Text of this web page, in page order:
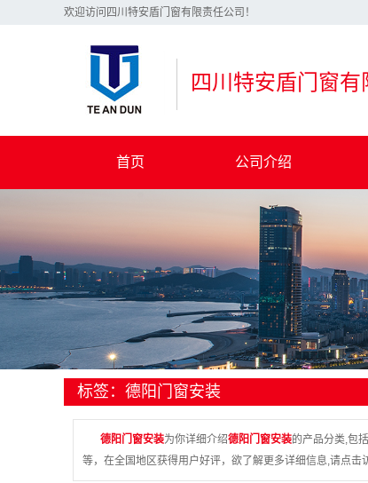
欢迎访问四川特安盾门窗有限责任公司！
四川特安盾门窗有
首页 公司介绍
公司简介
企业文化
荣誉资质
厂区展示
联系我们
断
断
标签：德阳门窗安装
德阳门窗安装为你详细介绍德阳门窗安装的产品分类,包括
等，在全国地区获得用户好评，欲了解更多详细信息,请点击